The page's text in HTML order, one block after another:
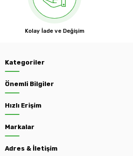
Kolay İade ve Değişim
Kategoriler
Önemli Bilgiler
Hızlı Erişim
Markalar
Adres & İletişim